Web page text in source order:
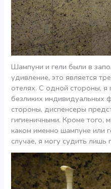
Шампуни и гели были в
удивление, это является
отелях. С одной стороны,
безликих индивидуальных
стороны, диспенсеры
гигиеничными. Кроме того,
каком именно шампуне или
случае, я могу судить лишь